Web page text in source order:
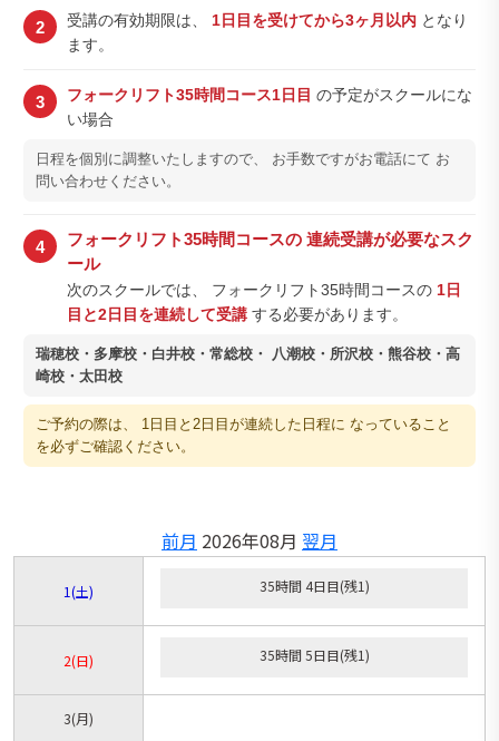
2 受講の有効期限は、 1日目を受けてから3ヶ月以内 となり
ます。
3 フォークリフト35時間コース1日目 の予定がスクールにな
い場合
日程を個別に調整いたしますので、 お手数ですがお電話にて お
問い合わせください。
4
フォークリフト35時間コースの 連続受講が必要なスク
ール
次のスクールでは、 フォークリフト35時間コースの 1日
目と2日目を連続して受講 する必要があります。
瑞穂校・多摩校・白井校・常総校・ 八潮校・所沢校・熊谷校・高
崎校・太田校
ご予約の際は、 1日目と2日目が連続した日程に なっていること
を必ずご確認ください。
前月 2026年08月 翌月
1(土) 35時間 4日目(残1)
2(日) 35時間 5日目(残1)
3(月)